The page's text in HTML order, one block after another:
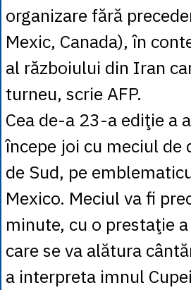
organizare fără
Mexic, Canada), în
al războiului din Iran
turneu, scrie AFP.
Cea de-a 23-a ediţie a
începe joi cu meciul de
de Sud, pe
Mexico. Meciul va fi
minute, cu o prestaţie
care se va alătura
a interpreta imnul